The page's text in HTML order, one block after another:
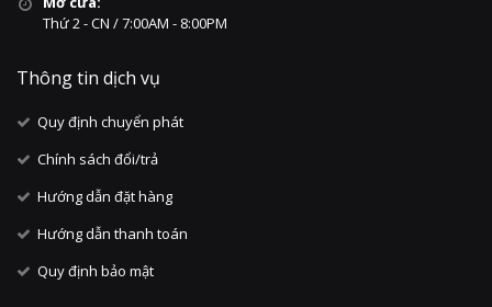
Thứ 2 - CN / 7:00AM - 8:00PM
Thông tin dịch vụ
Quy định chuyển phát
Chính sách đổi/trả
Hướng dẫn đặt hàng
Hướng dẫn thanh toán
Quy định bảo mật